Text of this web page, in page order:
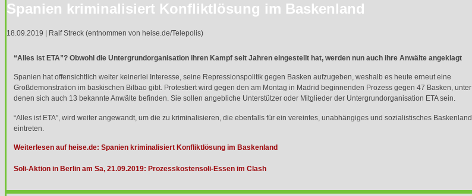
Spanien kriminalisiert Konfliktlösung im Baskenland
18.09.2019 | Ralf Streck (entnommen von heise.de/Telepolis)
“Alles ist ETA”? Obwohl die Untergrundorganisation ihren Kampf seit Jahren eingestellt hat, werden nun auch ihre Anwälte angeklagt
Spanien hat offensichtlich weiter keinerlei Interesse, seine Repressionspolitik gegen Basken aufzugeben, weshalb es heute erneut eine
Großdemonstration im baskischen Bilbao gibt. Protestiert wird gegen den am Montag in Madrid beginnenden Prozess gegen 47 Basken, unter
denen sich auch 13 bekannte Anwälte befinden. Sie sollen angebliche Unterstützer oder Mitglieder der Untergrundorganisation ETAsein.
“Alles ist ETA”, wird weiter angewandt, um die zu kriminalisieren, die ebenfalls für ein vereintes, unabhängiges und sozialistisches Baskenland
eintreten.
Weiterlesen auf heise.de: Spanien kriminalisiert Konfliktlösung im Baskenland
Soli-Aktion in Berlin am Sa, 21.09.2019: Prozesskostensoli-Essen im Clash